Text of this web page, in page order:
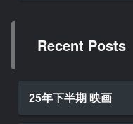
Recent Posts
25年下半期 映画